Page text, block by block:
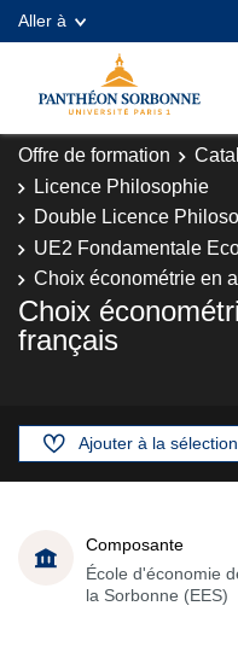
Aller à
Offre de formation
Licence Philosophie
Double Licence
UE2 Fondamentale
Choix économétrie en
Choix
français
Ajouter à la sélection
Composante
École d'économie
la Sorbonne (EES)